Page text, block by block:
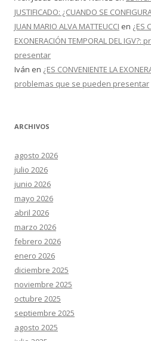
JUSTIFICADO: ¿CUANDO SE
JUAN MARIO ALVA MATTEUCCI en ¿ES
EXONERACIÓN TEMPORAL DEL
presentar
Iván en ¿ES CONVENIENTE LA
problemas que se pueden presentar
ARCHIVOS
agosto 2026
julio 2026
junio 2026
mayo 2026
abril 2026
marzo 2026
febrero 2026
enero 2026
diciembre 2025
noviembre 2025
octubre 2025
septiembre 2025
agosto 2025